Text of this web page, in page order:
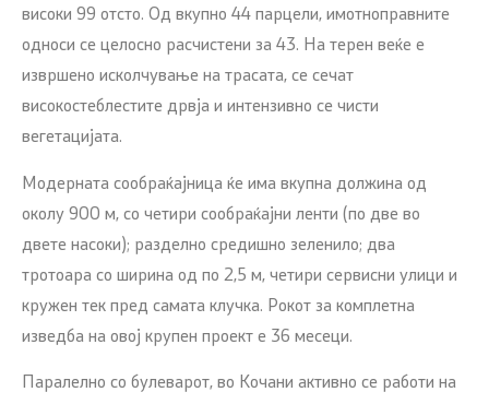
високи 99 отсто. Од вкупно 44 парцели, имотноправните
односи се целосно расчистени за 43. На терен веќе е
извршено исколчување на трасата, се сечат
високостеблестите дрвја и интензивно се чисти
вегетацијата.
Модерната сообраќајница ќе има вкупна должина од
околу 900 м, со четири сообраќајни ленти (по две во
двете насоки); разделно средишно зеленило; два
тротоара со ширина од по 2,5 м, четири сервисни улици и
кружен тек пред самата клучка. Рокот за комплетна
изведба на овој крупен проект е 36 месеци.
Паралелно со булеварот, во Кочани активно се работи на